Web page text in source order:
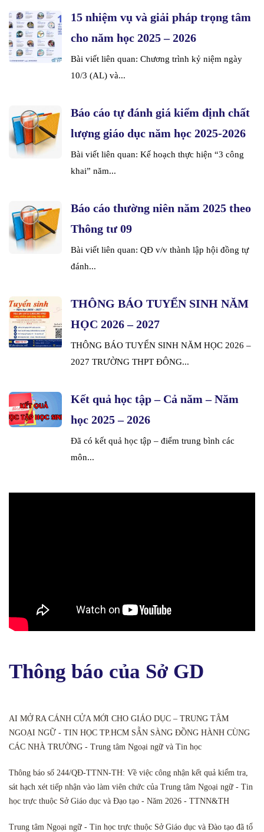
15 nhiệm vụ và giải pháp trọng tâm
cho năm học 2025 – 2026
Bài viết liên quan: Chương trình kỷ niệm ngày
10/3 (AL) và...
Báo cáo tự đánh giá kiểm định chất
lượng giáo dục năm học 2025-2026
Bài viết liên quan: Kế hoạch thực hiện “3 công
khai” năm...
Báo cáo thường niên năm 2025 theo
Thông tư 09
Bài viết liên quan: QĐ v/v thành lập hội đồng tự
đánh...
THÔNG BÁO TUYỂN SINH NĂM
HỌC 2026 – 2027
THÔNG BÁO TUYỂN SINH NĂM HỌC 2026 –
2027 TRƯỜNG THPT ĐÔNG...
Kết quả học tập – Cả năm – Năm
học 2025 – 2026
Đã có kết quả học tập – điểm trung bình các
môn...
Thông báo của Sở GD
AI MỞ RA CÁNH CỬA MỚI CHO GIÁO DỤC – TRUNG TÂM
NGOẠI NGỮ - TIN HỌC TP.HCM SẴN SÀNG ĐỒNG HÀNH CÙNG
CÁC NHÀ TRƯỜNG - Trung tâm Ngoại ngữ và Tin học
Thông báo số 244/QĐ-TTNN-TH: Về việc công nhận kết quả kiểm tra,
sát hạch xét tiếp nhận vào làm viên chức của Trung tâm Ngoại ngữ - Tin
học trực thuộc Sở Giáo dục và Đạo tạo - Năm 2026 - TTNN&TH
Trung tâm Ngoại ngữ - Tin học trực thuộc Sở Giáo dục và Đào tạo đã tổ